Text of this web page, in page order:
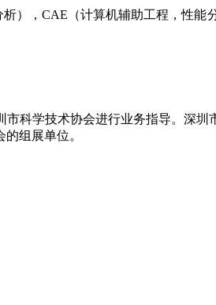
），CAE（计算机辅助工程，性能
市科学技术协会进行业务指导。深
组展单位。